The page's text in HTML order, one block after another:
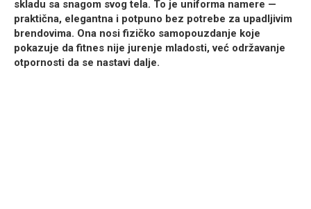
skladu sa snagom svog tela. To je uniforma namere —
praktična, elegantna i potpuno bez potrebe za upadljivim
brendovima. Ona nosi fizičko samopouzdanje koje
pokazuje da fitnes nije jurenje mladosti, već održavanje
otpornosti da se nastavi dalje.